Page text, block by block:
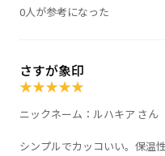
0人が参考になった
さすが象印
★★★★★
ニックネーム：ルハキア さん
シンプルでカッコいい。保温